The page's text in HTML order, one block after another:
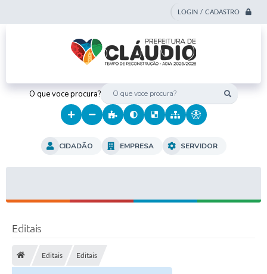
LOGIN / CADASTRO
O que voce procura?
CIDADÃO EMPRESA SERVIDOR
Editais
Editais Editais